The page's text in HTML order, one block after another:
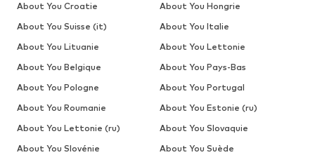
About You Croatie
About You Hongrie
About You Suisse (it)
About You Italie
About You Lituanie
About You Lettonie
About You Belgique
About You Pays-Bas
About You Pologne
About You Portugal
About You Roumanie
About You Estonie (ru)
About You Lettonie (ru)
About You Slovaquie
About You Slovénie
About You Suède